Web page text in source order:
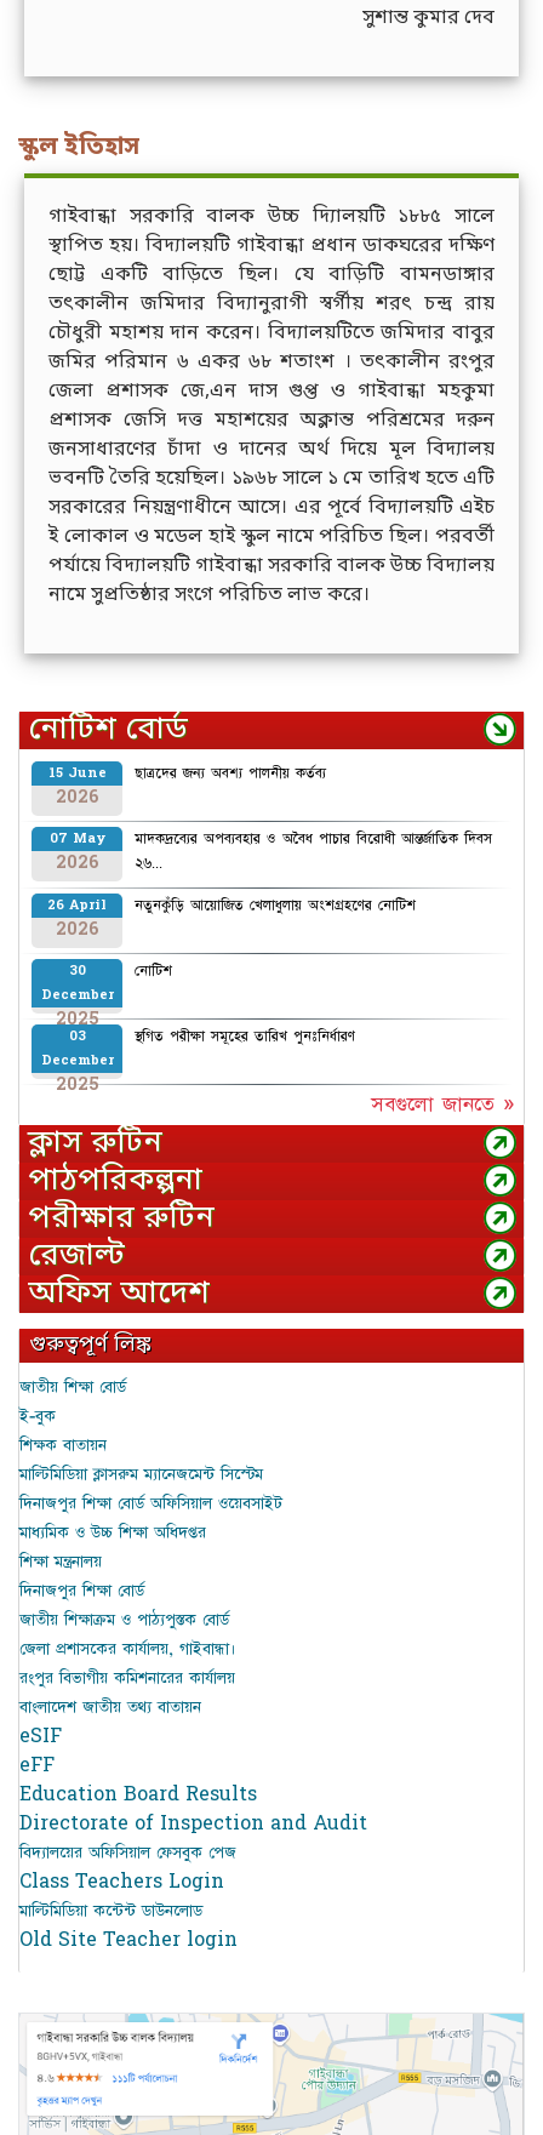
সুশান্ত কুমার দেব
স্কুল ইতিহাস
গাইবান্ধা সরকারি বালক উচ্চ দ্যিালয়টি ১৮৮৫ সালে
স্থাপিত হয়। বিদ্যালয়টি গাইবান্ধা প্রধান ডাকঘরের দক্ষিণ
ছোট্ট একটি বাড়িতে ছিল। যে বাড়িটি বামনডাঙ্গার
তৎকালীন জমিদার বিদ্যানুরাগী স্বর্গীয় শরৎ চন্দ্র রায়
চৌধুরী মহাশয় দান করেন। বিদ্যালয়টিতে জমিদার বাবুর
জমির পরিমান ৬ একর ৬৮ শতাংশ । তৎকালীন রংপুর
জেলা প্রশাসক জে,এন দাস গুপ্ত ও গাইবান্ধা মহকুমা
প্রশাসক জেসি দত্ত মহাশয়ের অক্লান্ত পরিশ্রমের দরুন
জনসাধারণের চাঁদা ও দানের অর্থ দিয়ে মূল বিদ্যালয়
ভবনটি তৈরি হয়েছিল। ১৯৬৮ সালে ১ মে তারিখ হতে এটি
সরকারের নিয়ন্ত্রণাধীনে আসে। এর পূর্বে বিদ্যালয়টি এইচ
ই লোকাল ও মডেল হাই স্কুল নামে পরিচিত ছিল। পরবর্তী
পর্যায়ে বিদ্যালয়টি গাইবান্ধা সরকারি বালক উচ্চ বিদ্যালয়
নামে সুপ্রতিষ্ঠার সংগে পরিচিত লাভ করে।
নোটিশ বোর্ড
15 June
2026
ছাত্রদের জন্য অবশ্য পালনীয় কর্তব্য
07 May
2026
মাদকদ্রব্যের অপব্যবহার ও অবৈধ পাচার বিরোধী আন্তর্জাতিক দিবস
২৬...
26 April
2026
নতুনকুঁড়ি আয়োজিত খেলাধুলায় অংশগ্রহণের নোটিশ
30
December
2025
নোটিশ
03
December
2025
স্থগিত পরীক্ষা সমূহের তারিখ পুনঃনির্ধারণ
সবগুলো জানতে »
ক্লাস রুটিন
পাঠপরিকল্পনা
পরীক্ষার রুটিন
রেজাল্ট
অফিস আদেশ
গুরুত্বপূর্ণ লিঙ্ক
জাতীয় শিক্ষা বোর্ড
ই-বুক
শিক্ষক বাতায়ন
মাল্টিমিডিয়া ক্লাসরুম ম্যানেজমেন্ট সিস্টেম
দিনাজপুর শিক্ষা বোর্ড অফিসিয়াল ওয়েবসাইট
মাধ্যমিক ও উচ্চ শিক্ষা অধিদপ্তর
শিক্ষা মন্ত্রনালয়
দিনাজপুর শিক্ষা বোর্ড
জাতীয় শিক্ষাক্রম ও পাঠ্যপুস্তক বোর্ড
জেলা প্রশাসকের কার্যালয়, গাইবান্ধা।
রংপুর বিভাগীয় কমিশনারের কার্যালয়
বাংলাদেশ জাতীয় তথ্য বাতায়ন
eSIF
eFF
Education Board Results
Directorate of Inspection and Audit
বিদ্যালয়ের অফিসিয়াল ফেসবুক পেজ
Class Teachers Login
মাল্টিমিডিয়া কন্টেন্ট ডাউনলোড
Old Site Teacher login